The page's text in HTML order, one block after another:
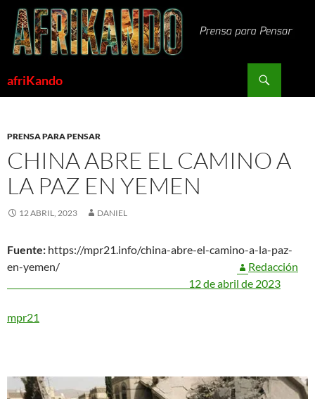
Saltar
contenido
afriKando
PRENSA PARA PENSAR
CHINA ABRE EL CAMINO A
LA PAZ EN YEMEN
12 ABRIL, 2023 DANIEL
Fuente: https://mpr21.info/china-abre-el-camino-a-la-paz-
en-yemen/
Redacción
12 de abril de 2023
mpr21